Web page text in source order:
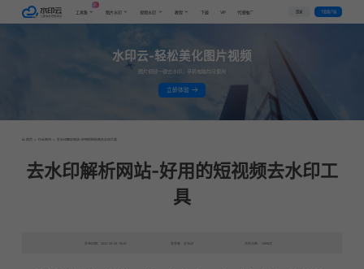
工具集
AI
图片水印 视频水印 教程 下载 VIP 代理推广 登录 下载客户端
水印云-轻松美化图片视频
图片视频一键去水印，手机电脑均可使用
立即体验
首页 > 行业资讯 > 去水印解析网站-好用的短视频去水印工具
去水印解析网站-好用的短视频去水印工
具
发布日期：2023-08-04 16:24 发表者：去水印 浏览次数：13969次